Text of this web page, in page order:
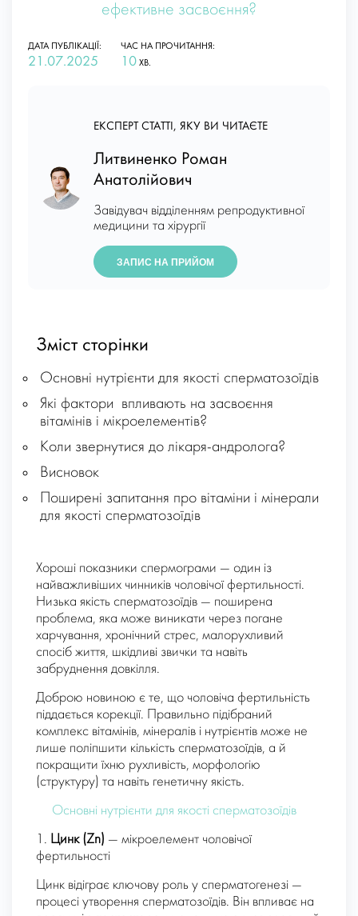
ефективне засвоєння?
ДАТА ПУБЛІКАЦІЇ:
21.07.2025
ЧАС НА ПРОЧИТАННЯ:
10 ХВ.
ЕКСПЕРТ СТАТТІ, ЯКУ ВИ ЧИТАЄТЕ
Литвиненко Роман
Анатолійович
Завідувач відділенням репродуктивної
медицини та хірургії
ЗАПИС НА ПРИЙОМ
Зміст сторінки
Основні нутрієнти для якості сперматозоїдів
Які фактори впливають на засвоєння
вітамінів і мікроелементів?
Коли звернутися до лікаря-андролога?
Висновок
Поширені запитання про вітаміни і мінерали
для якості сперматозоїдів
Хороші показники спермограми — один із
найважливіших чинників чоловічої фертильності.
Низька якість сперматозоїдів — поширена
проблема, яка може виникати через погане
харчування, хронічний стрес, малорухливий
спосіб життя, шкідливі звички та навіть
забруднення довкілля.
Доброю новиною є те, що чоловіча фертильність
піддається корекції. Правильно підібраний
комплекс вітамінів, мінералів і нутрієнтів може не
лише поліпшити кількість сперматозоїдів, а й
покращити їхню рухливість, морфологію
(структуру) та навіть генетичну якість.
Основні нутрієнти для якості сперматозоїдів
1. Цинк (Zn) — мікроелемент чоловічої
фертильності
Цинк відіграє ключову роль у сперматогенезі —
процесі утворення сперматозоїдів. Він впливає на